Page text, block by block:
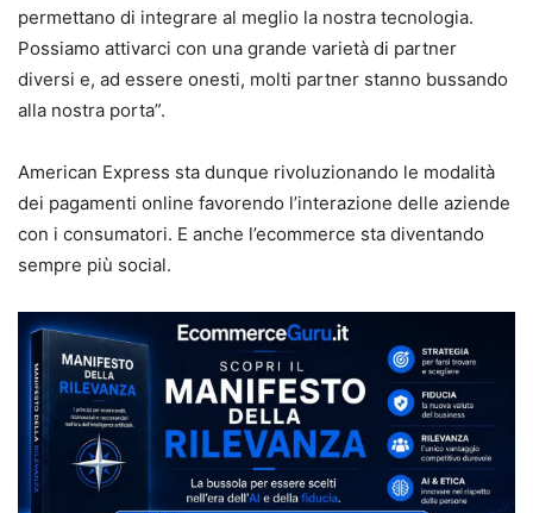
permettano di integrare al meglio la nostra tecnologia.
Possiamo attivarci con una grande varietà di partner
diversi e, ad essere onesti, molti partner stanno bussando
alla nostra porta”.
American Express sta dunque rivoluzionando le modalità
dei pagamenti online favorendo l’interazione delle aziende
con i consumatori. E anche l’ecommerce sta diventando
sempre più social.